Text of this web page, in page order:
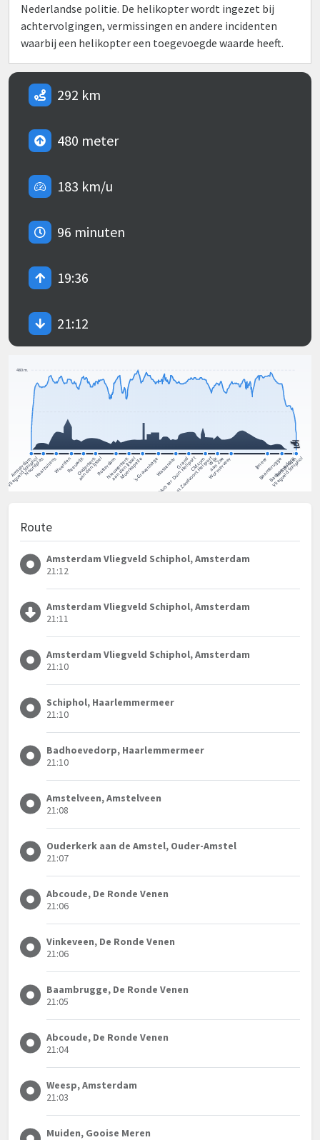
Nederlandse politie. De helikopter wordt ingezet bij
achtervolgingen, vermissingen en andere incidenten
waarbij een helikopter een toegevoegde waarde heeft.
292 km
480 meter
183 km/u
96 minuten
19:36
21:12
Route
Amsterdam Vliegveld Schiphol, Amsterdam
21:12
Amsterdam Vliegveld Schiphol, Amsterdam
21:11
Amsterdam Vliegveld Schiphol, Amsterdam
21:10
Schiphol, Haarlemmermeer
21:10
Badhoevedorp, Haarlemmermeer
21:10
Amstelveen, Amstelveen
21:08
Ouderkerk aan de Amstel, Ouder-Amstel
21:07
Abcoude, De Ronde Venen
21:06
Vinkeveen, De Ronde Venen
21:06
Baambrugge, De Ronde Venen
21:05
Abcoude, De Ronde Venen
21:04
Weesp, Amsterdam
21:03
Muiden, Gooise Meren